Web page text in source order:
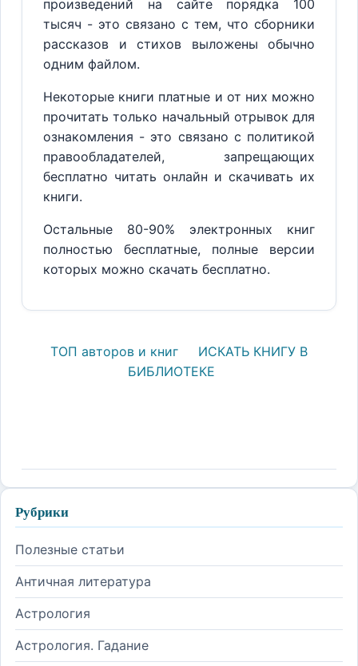
произведений на сайте порядка 100
тысяч - это связано с тем, что сборники
рассказов и стихов выложены обычно
одним файлом.
Некоторые книги платные и от них можно
прочитать только начальный отрывок для
ознакомления - это связано с политикой
правообладателей, запрещающих
бесплатно читать онлайн и скачивать их
книги.
Остальные 80-90% электронных книг
полностью бесплатные, полные версии
которых можно скачать бесплатно.
ТОП авторов и книг
ИСКАТЬ КНИГУ В
БИБЛИОТЕКЕ
Рубрики
Полезные статьи
Античная литература
Астрология
Астрология. Гадание